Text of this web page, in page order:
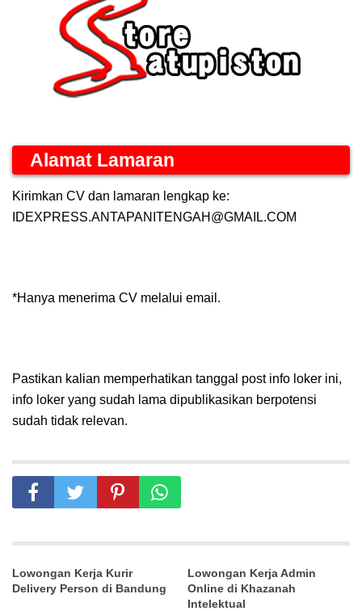
Alamat Lamaran
Kirimkan CV dan lamaran lengkap ke:
IDEXPRESS.ANTAPANITENGAH@GMAIL.COM
*Hanya menerima CV melalui email.
Pastikan kalian memperhatikan tanggal post info loker ini,
info loker yang sudah lama dipublikasikan berpotensi
sudah tidak relevan.
Lowongan Kerja Kurir
Delivery Person di Bandung
Lowongan Kerja Admin
Online di Khazanah
Intelektual